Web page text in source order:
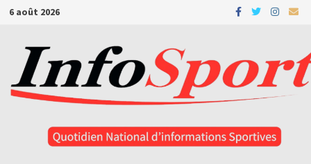
Passer
contenu
6 août 2026